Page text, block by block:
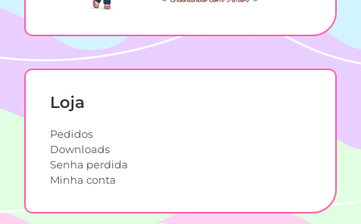
Loja
Pedidos
Downloads
Senha perdida
Minha conta